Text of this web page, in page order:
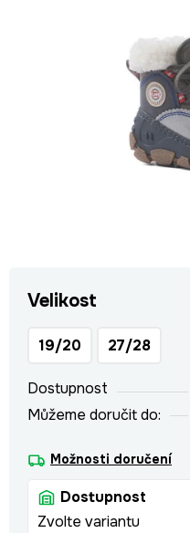
Velikost
19/20 27/28
Dostupnost
Můžeme doručit do:
Možnosti doručení
Dostupnost
Zvolte variantu